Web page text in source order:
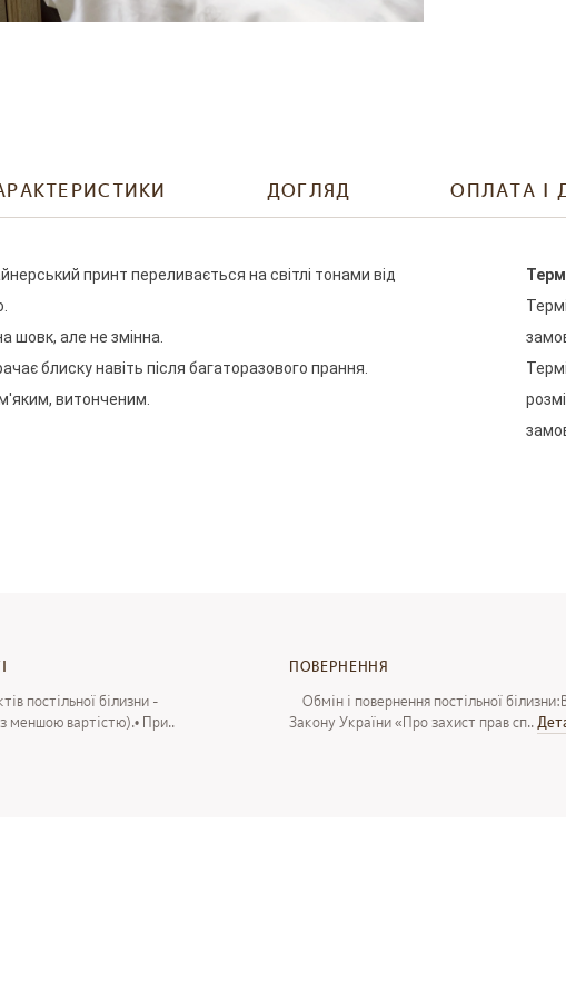
ДОГЛЯД ОПЛАТА І
принт переливається на світлі тонами від
шовк, але не змінна.
блиску навіть після багаторазового прання.
витонченим.
постільної білизни -
меншою вартістю).• При..
ПОВЕРНЕННЯ
Обмін і повернення постільної
Закону України «Про захист прав сп..